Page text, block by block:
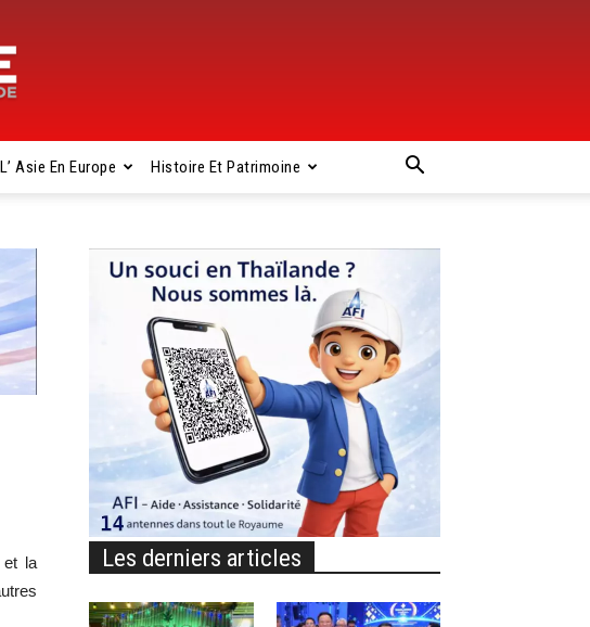
L’ Asie En Europe Histoire Et Patrimoine
et la
Les derniers articles